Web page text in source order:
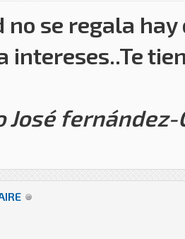
no se regala
intereses..Te
José